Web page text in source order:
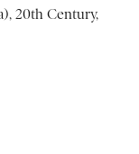
20th Century,